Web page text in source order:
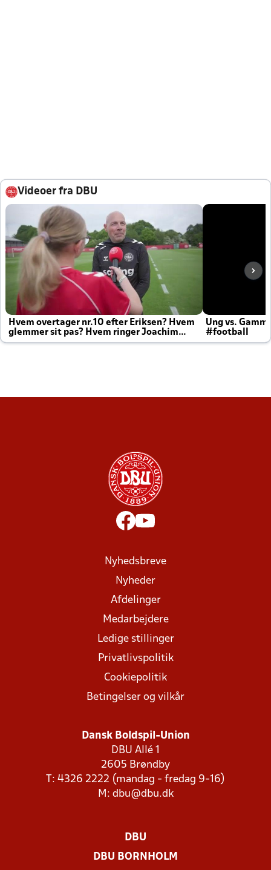
Videoer fra DBU
Hvem overtager nr.10 efter Eriksen? Hvem
glemmer sit pas? Hvem ringer Joachim
altid til efter kampe?
Ung vs.
#football
Nyhedsbreve
Nyheder
Afdelinger
Medarbejdere
Ledige stillinger
Privatlivspolitik
Cookiepolitik
Betingelser og vilkår
Dansk Boldspil-Union
DBU Allé 1
2605 Brøndby
T: 4326 2222 (mandag - fredag 9-16)
M: dbu@dbu.dk
DBU
DBU BORNHOLM